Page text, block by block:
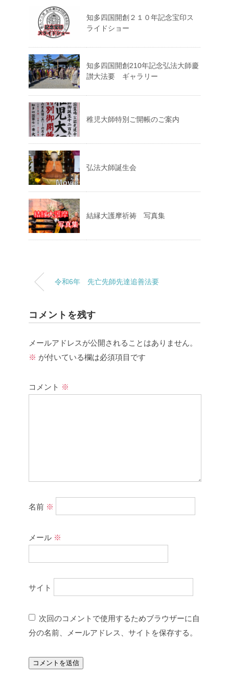
知多四国開創２１０年記念宝印ス
ライドショー
知多四国開創210年記念弘法大師慶
讃大法要 ギャラリー
稚児大師特別ご開帳のご案内
弘法大師誕生会
結縁大護摩祈祷 写真集
令和6年 先亡先師先達追善法要
コメントを残す
メールアドレスが公開されることはありません。
※ が付いている欄は必須項目です
コメント ※
名前 ※
メール ※
サイト
次回のコメントで使用するためブラウザーに自
分の名前、メールアドレス、サイトを保存する。